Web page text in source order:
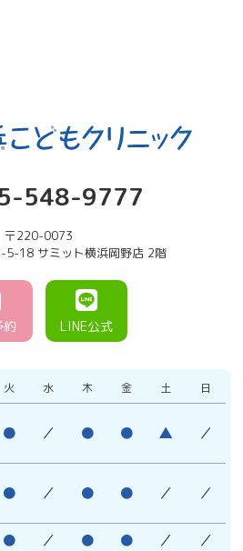
548-9777
〒220-0073
5-18 サミット横浜岡野店 2階
約 LINE公式
火 水 木 金 土
日
● ／ ● ● ▲ ／
● ／ ● ● ／ ／
● ／ ● ● ／ ／